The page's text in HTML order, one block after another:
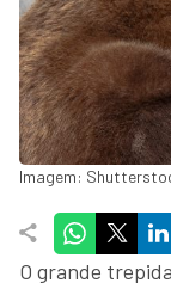
Imagem:
O grande